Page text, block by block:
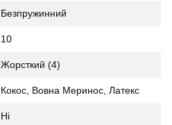
Безпружинний
10
Жорсткий (4)
Кокос, Вовна Меринос, Латекс
Ні